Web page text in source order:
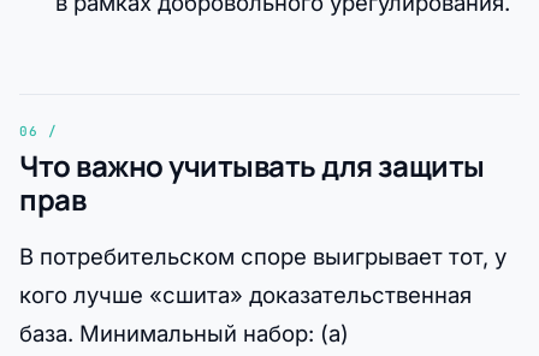
Что важно учитывать для защиты
прав
В потребительском споре выигрывает тот, у
кого лучше «сшита» доказательственная
база. Минимальный набор: (а)